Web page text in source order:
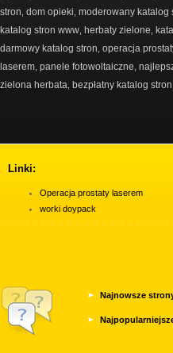
stron dom opieki moderowany katalog
katalog stron www herbaty zielone
darmowy katalog stron operacja
laserem panele fotowoltaiczne
zielona herbata bezpłatny katalog stron
Linki:
Operacja prostaty laserem
worki doypack
Najnowsze